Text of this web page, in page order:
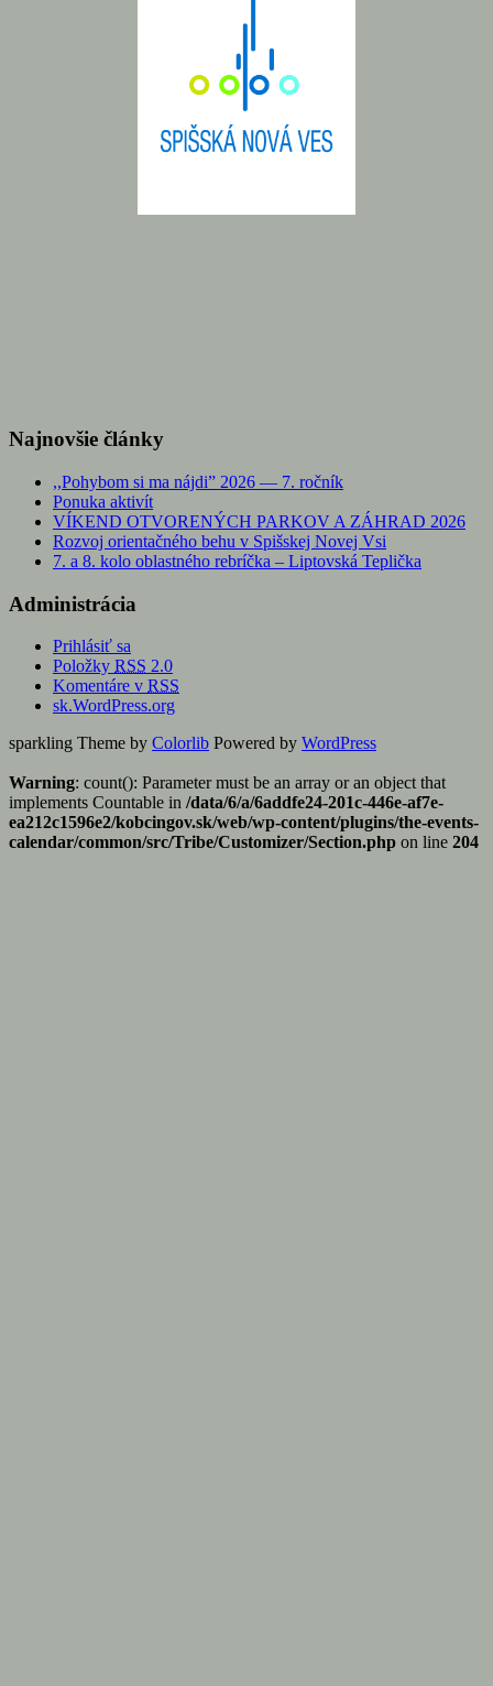
Najnovšie články
,,Pohybom si ma nájdi” 2026 — 7. ročník
Ponuka aktivít
VÍKEND OTVORENÝCH PARKOV A ZÁHRAD 2026
Rozvoj orientačného behu v Spišskej Novej Vsi
7. a 8. kolo oblastného rebríčka – Liptovská Teplička
Administrácia
Prihlásiť sa
Položky RSS 2.0
Komentáre v RSS
sk.WordPress.org
sparkling Theme by Colorlib Powered by WordPress
Warning: count(): Parameter must be an array or an object that
implements Countable in /data/6/a/6addfe24-201c-446e-af7e-
ea212c1596e2/kobcingov.sk/web/wp-content/plugins/the-events-
calendar/common/src/Tribe/Customizer/Section.php on line 204